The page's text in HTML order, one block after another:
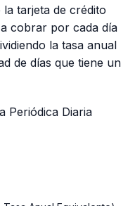
tarjeta de crédito
cobrar por cada día
la tasa anual
de días que tiene un
Periódica Diaria